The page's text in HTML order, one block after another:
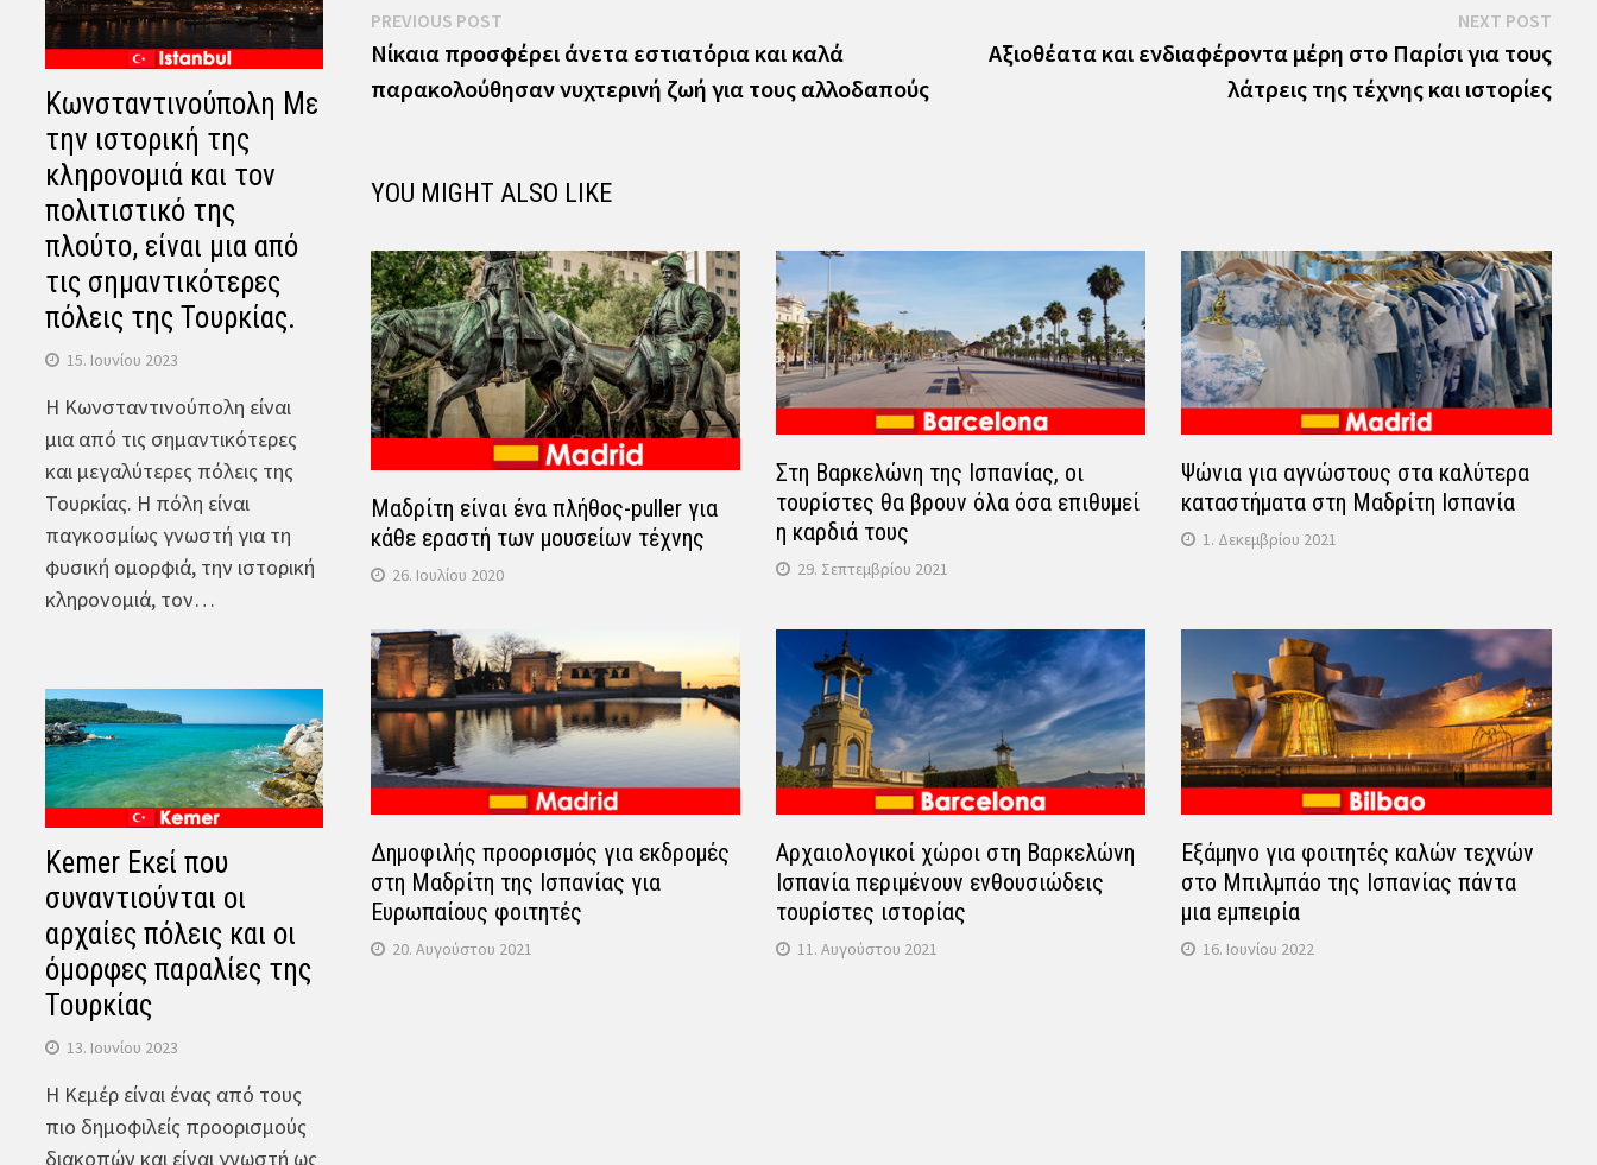
Πλοήγηση
άρθρων
PREVIOUS POSTPrevious
post:
Νίκαια προσφέρει άνετα εστιατόρια και καλά
παρακολούθησαν νυχτερινή ζωή για τους αλλοδαπούς
NEXT POSTNext
post:
Αξιοθέατα και ενδιαφέροντα μέρη στο Παρίσι για τους
λάτρεις της τέχνης και ιστορίες
YOU MIGHT ALSO LIKE
Μαδρίτη είναι ένα πλήθος-puller για
κάθε εραστή των μουσείων τέχνης
26. Ιουλίου 2020
Στη Βαρκελώνη της Ισπανίας, οι
τουρίστες θα βρουν όλα όσα επιθυμεί
η καρδιά τους
29. Σεπτεμβρίου 2021
Ψώνια για αγνώστους στα καλύτερα
καταστήματα στη Μαδρίτη Ισπανία
1. Δεκεμβρίου 2021
Δημοφιλής προορισμός για εκδρομές
στη Μαδρίτη της Ισπανίας για
Ευρωπαίους φοιτητές
20. Αυγούστου 2021
Αρχαιολογικοί χώροι στη Βαρκελώνη
Ισπανία περιμένουν ενθουσιώδεις
τουρίστες ιστορίας
11. Αυγούστου 2021
Εξάμηνο για φοιτητές καλών τεχνών
στο Μπιλμπάο της Ισπανίας πάντα
μια εμπειρία
16. Ιουνίου 2022
Κωνσταντινούπολη Με
την ιστορική της
κληρονομιά και τον
πολιτιστικό της
πλούτο, είναι μια από
τις σημαντικότερες
πόλεις της Τουρκίας.
15. Ιουνίου 2023
Η Κωνσταντινούπολη είναι
μια από τις σημαντικότερες
και μεγαλύτερες πόλεις της
Τουρκίας. Η πόλη είναι
παγκοσμίως γνωστή για τη
φυσική ομορφιά, την ιστορική
κληρονομιά, τον…
Kemer Εκεί που
συναντιούνται οι
αρχαίες πόλεις και οι
όμορφες παραλίες της
Τουρκίας
13. Ιουνίου 2023
Η Κεμέρ είναι ένας από τους
πιο δημοφιλείς προορισμούς
διακοπών και είναι γνωστή ως